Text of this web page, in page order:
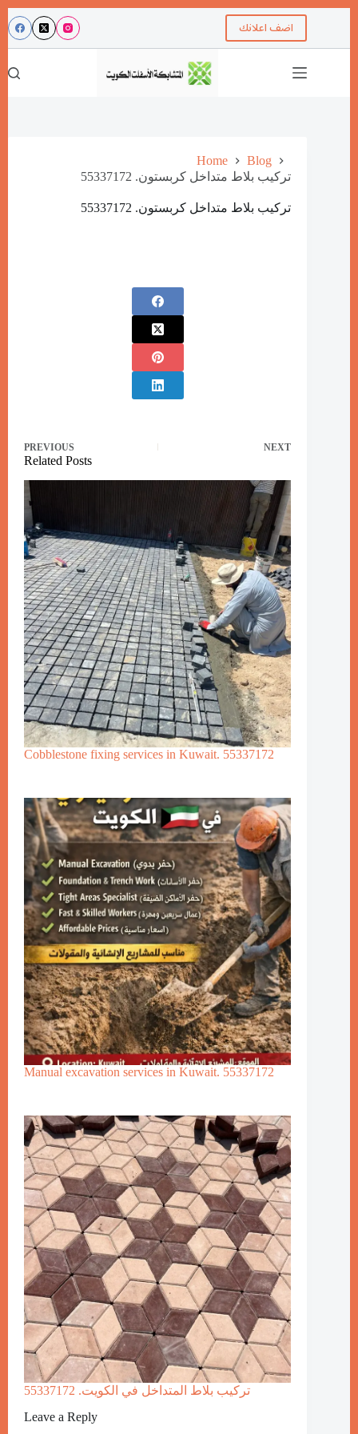
اضف اعلانك
Home
Blog
تركيب بلاط متداخل كربستون. 55337172
تركيب بلاط متداخل كربستون. 55337172
PREVIOUS NEXT
Related Posts
Cobblestone fixing services in Kuwait. 55337172
Manual excavation services in Kuwait. 55337172
تركيب بلاط المتداخل في الكويت. 55337172
Leave a Reply